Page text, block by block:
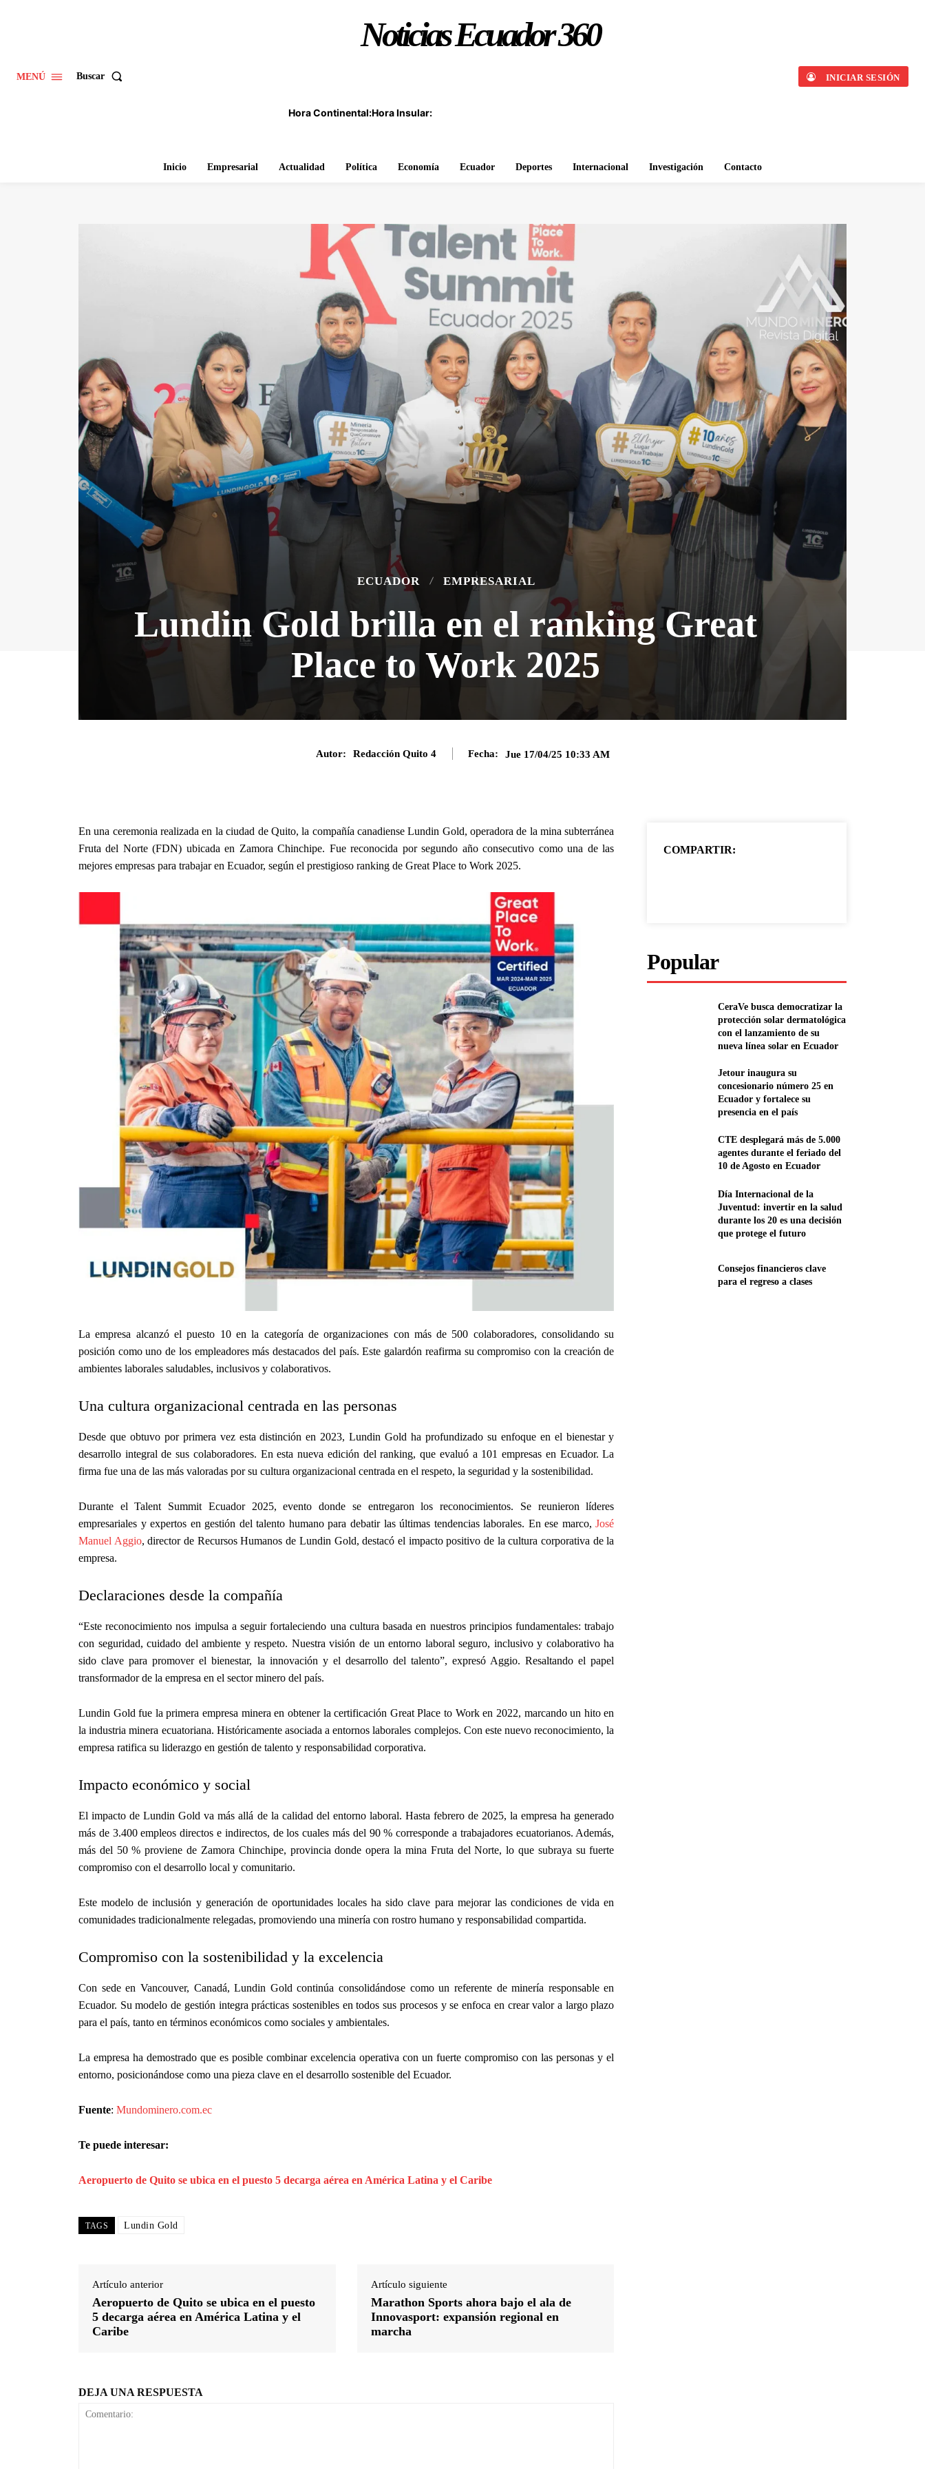
MENÚ Buscar
Noticias Ecuador 360
Hora Continental:Hora Insular:
INICIAR SESIÓN
Inicio Empresarial Actualidad Política Economía Ecuador Deportes Internacional Investigación Contacto
ECUADOR EMPRESARIAL
Lundin Gold brilla en el ranking Great
Place to Work 2025
Autor: Redacción Quito 4 Fecha: Jue 17/04/25 10:33 AM
En una ceremonia realizada en la ciudad de Quito, la compañía canadiense Lundin Gold, operadora de la mina subterránea
Fruta del Norte (FDN) ubicada en Zamora Chinchipe. Fue reconocida por segundo año consecutivo como una de las
mejores empresas para trabajar en Ecuador, según el prestigioso ranking de Great Place to Work 2025.
La empresa alcanzó el puesto 10 en la categoría de organizaciones con más de 500 colaboradores, consolidando su
posición como uno de los empleadores más destacados del país. Este galardón reafirma su compromiso con la creación de
ambientes laborales saludables, inclusivos y colaborativos.
Una cultura organizacional centrada en las personas
Desde que obtuvo por primera vez esta distinción en 2023, Lundin Gold ha profundizado su enfoque en el bienestar y
desarrollo integral de sus colaboradores. En esta nueva edición del ranking, que evaluó a 101 empresas en Ecuador. La
firma fue una de las más valoradas por su cultura organizacional centrada en el respeto, la seguridad y la sostenibilidad.
Durante el Talent Summit Ecuador 2025, evento donde se entregaron los reconocimientos. Se reunieron líderes
empresariales y expertos en gestión del talento humano para debatir las últimas tendencias laborales. En ese marco,José
Manuel Aggio, director de Recursos Humanos de Lundin Gold, destacó el impacto positivo de la cultura corporativa de la
empresa.
Declaraciones desde la compañía
“Este reconocimiento nos impulsa a seguir fortaleciendo una cultura basada en nuestros principios fundamentales: trabajo
con seguridad, cuidado del ambiente y respeto. Nuestra visión de un entorno laboral seguro, inclusivo y colaborativo ha
sido clave para promover el bienestar, la innovación y el desarrollo del talento”, expresó Aggio. Resaltando el papel
transformador de la empresa en el sector minero del país.
Lundin Gold fue la primera empresa minera en obtener la certificación Great Place to Work en 2022, marcando un hito en
la industria minera ecuatoriana. Históricamente asociada a entornos laborales complejos. Con este nuevo reconocimiento, la
empresa ratifica su liderazgo en gestión de talento y responsabilidad corporativa.
Impacto económico y social
El impacto de Lundin Gold va más allá de la calidad del entorno laboral. Hasta febrero de 2025, la empresa ha generado
más de 3.400 empleos directos e indirectos, de los cuales más del 90 % corresponde a trabajadores ecuatorianos. Además,
más del 50 % proviene de Zamora Chinchipe, provincia donde opera la mina Fruta del Norte, lo que subraya su fuerte
compromiso con el desarrollo local y comunitario.
Este modelo de inclusión y generación de oportunidades locales ha sido clave para mejorar las condiciones de vida en
comunidades tradicionalmente relegadas, promoviendo una minería con rostro humano y responsabilidad compartida.
Compromiso con la sostenibilidad y la excelencia
Con sede en Vancouver, Canadá, Lundin Gold continúa consolidándose como un referente de minería responsable en
Ecuador. Su modelo de gestión integra prácticas sostenibles en todos sus procesos y se enfoca en crear valor a largo plazo
para el país, tanto en términos económicos como sociales y ambientales.
La empresa ha demostrado que es posible combinar excelencia operativa con un fuerte compromiso con las personas y el
entorno, posicionándose como una pieza clave en el desarrollo sostenible del Ecuador.
Fuente: Mundominero.com.ec
Te puede interesar:
Aeropuerto de Quito se ubica en el puesto 5 decarga aérea en América Latina y el Caribe
TAGS Lundin Gold
Artículo anterior
Aeropuerto de Quito se ubica en el puesto
5 decarga aérea en América Latina y el
Caribe
Artículo siguiente
Marathon Sports ahora bajo el ala de
Innovasport: expansión regional en
marcha
DEJA UNA RESPUESTA
COMPARTIR:
Popular
CeraVe busca democratizar la
protección solar dermatológica
con el lanzamiento de su
nueva línea solar en Ecuador
Jetour inaugura su
concesionario número 25 en
Ecuador y fortalece su
presencia en el país
CTE desplegará más de 5.000
agentes durante el feriado del
10 de Agosto en Ecuador
Día Internacional de la
Juventud: invertir en la salud
durante los 20 es una decisión
que protege el futuro
Consejos financieros clave
para el regreso a clases